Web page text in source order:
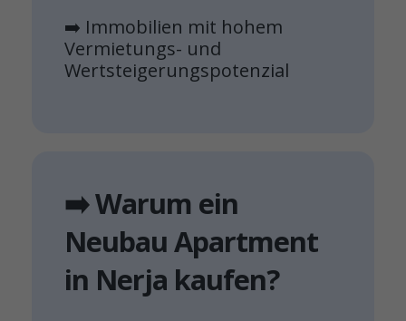
➡️ Immobilien mit hohem
Vermietungs- und
Wertsteigerungspotenzial
➡️ Warum ein
Neubau Apartment
in Nerja kaufen?